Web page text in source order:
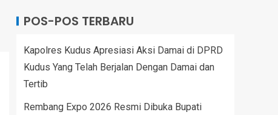
POS-POS TERBARU
Kapolres Kudus Apresiasi Aksi Damai di DPRD
Kudus Yang Telah Berjalan Dengan Damai dan
Tertib
Rembang Expo 2026 Resmi Dibuka Bupati